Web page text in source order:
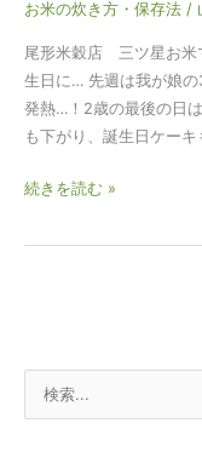
お米の炊き方・保存法 /
尾形米穀店 三ツ星お米
生日に… 先週は我が娘
発熱…！2歳の最後の日
も下がり、誕生日ケーキ
続きを読む »